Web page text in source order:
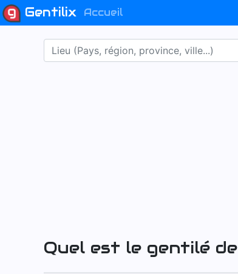
Gentilix Accueil
Quel est le gentilé de